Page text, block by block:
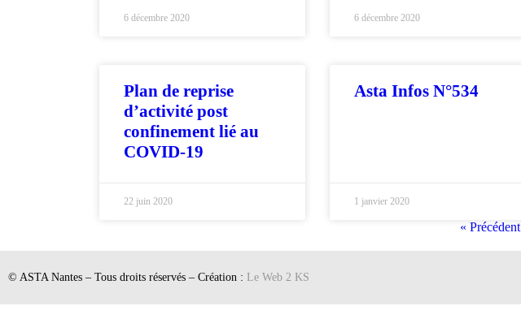
6 décembre 2020 6 décembre 2020
Plan de reprise
d’activité post
confinement lié au
COVID-19
22 juin 2020
Asta Infos N°534
1 janvier 2020
« Précédent
© ASTA Nantes – Tous droits réservés – Création : Le Web 2 KS